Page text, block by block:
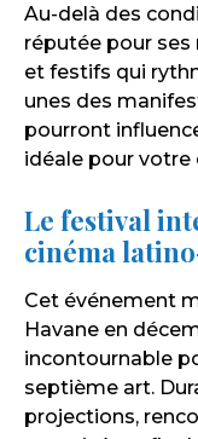
Au-delà des
réputée pour
et festifs qui
unes des
pourront
idéale pour votre
Le festival
cinéma
Cet événement
Havane en
incontournable
septième art.
projections,